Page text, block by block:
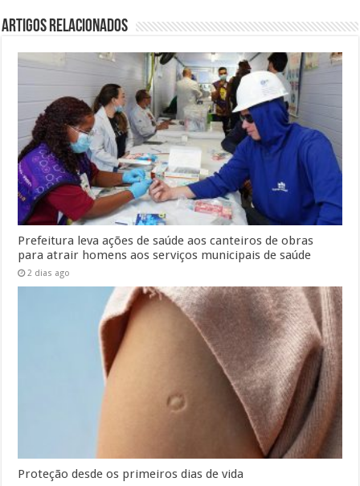
Artigos Relacionados
Prefeitura leva ações de saúde aos canteiros de obras
para atrair homens aos serviços municipais de saúde
2 dias ago
Proteção desde os primeiros dias de vida